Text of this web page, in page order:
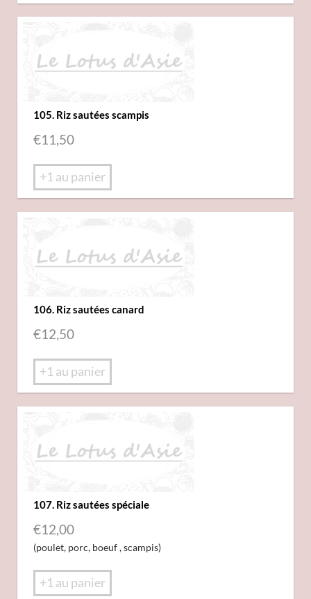
105. Riz sautées scampis
€11,50
+1 au panier
106. Riz sautées canard
€12,50
+1 au panier
107. Riz sautées spéciale
€12,00
(poulet, porc, boeuf , scampis)
+1 au panier